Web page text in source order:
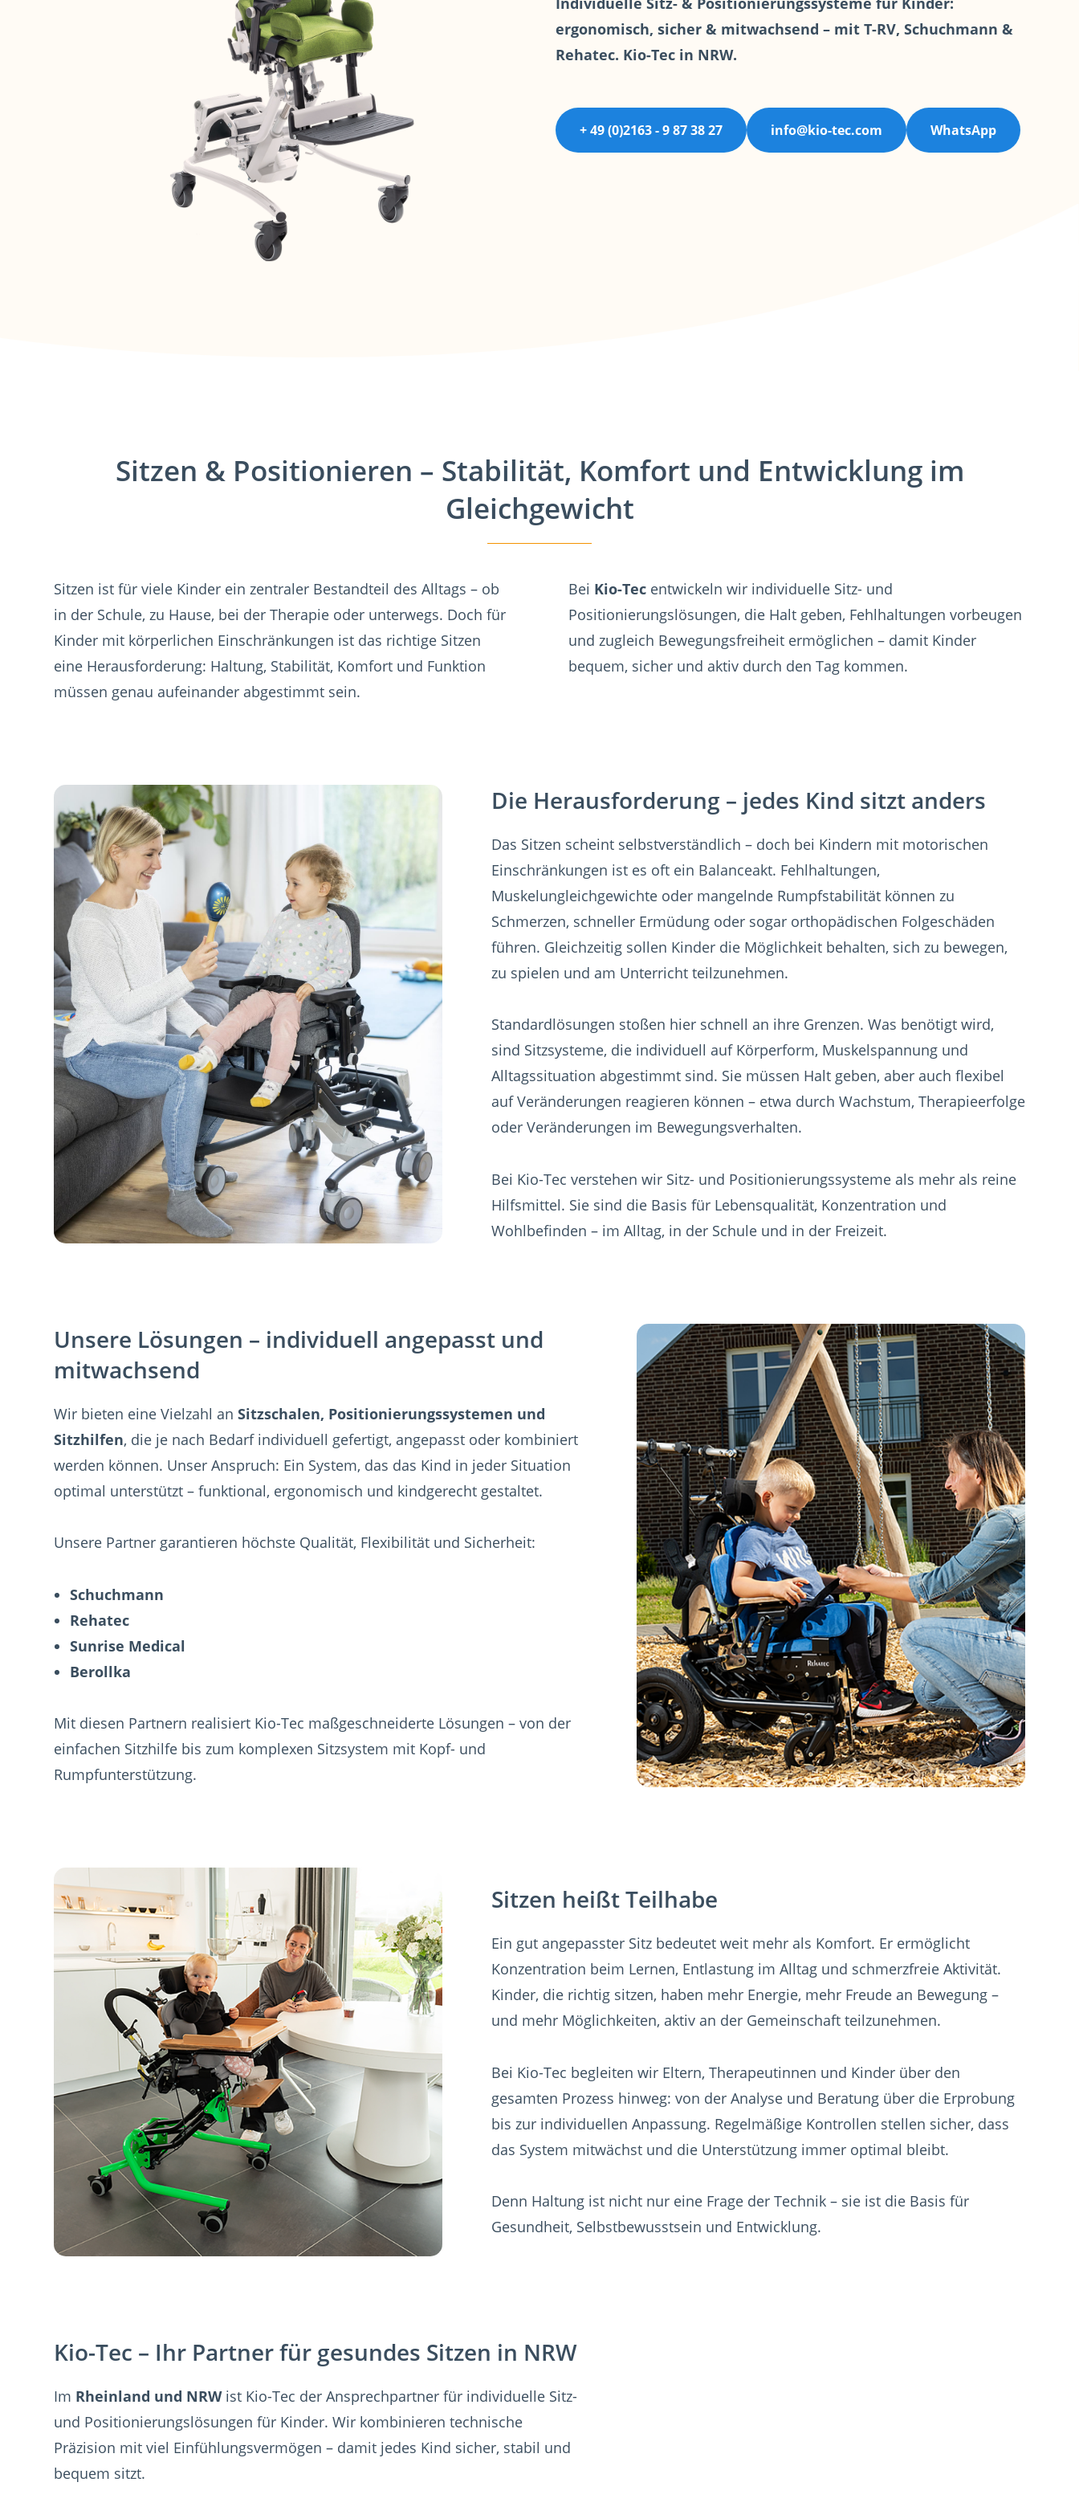
Elektr. Hilfmittel Sonstiges
ergonomisch, sicher & mitwachsend – mit T-RV, Schuchmann &
Rehatec. Kio-Tec in NRW.
+ 49 (0)2163 - 9 87 38 27 info@kio-tec.com WhatsApp
Sitzen & Positionieren – Stabilität, Komfort und Entwicklung im
Gleichgewicht
Sitzen ist für viele Kinder ein zentraler Bestandteil des Alltags – ob
in der Schule, zu Hause, bei der Therapie oder unterwegs. Doch für
Kinder mit körperlichen Einschränkungen ist das richtige Sitzen
eine Herausforderung: Haltung, Stabilität, Komfort und Funktion
müssen genau aufeinander abgestimmt sein.
Bei Kio-Tec entwickeln wir individuelle Sitz- und
Positionierungslösungen, die Halt geben, Fehlhaltungen vorbeugen
und zugleich Bewegungsfreiheit ermöglichen – damit Kinder
bequem, sicher und aktiv durch den Tag kommen.
Die Herausforderung – jedes Kind sitzt anders
Das Sitzen scheint selbstverständlich – doch bei Kindern mit motorischen
Einschränkungen ist es oft ein Balanceakt. Fehlhaltungen,
Muskelungleichgewichte oder mangelnde Rumpfstabilität können zu
Schmerzen, schneller Ermüdung oder sogar orthopädischen Folgeschäden
führen. Gleichzeitig sollen Kinder die Möglichkeit behalten, sich zu bewegen,
zu spielen und am Unterricht teilzunehmen.
Standardlösungen stoßen hier schnell an ihre Grenzen. Was benötigt wird,
sind Sitzsysteme, die individuell auf Körperform, Muskelspannung und
Alltagssituation abgestimmt sind. Sie müssen Halt geben, aber auch flexibel
auf Veränderungen reagieren können – etwa durch Wachstum, Therapieerfolge
oder Veränderungen im Bewegungsverhalten.
Bei Kio-Tec verstehen wir Sitz- und Positionierungssysteme als mehr als reine
Hilfsmittel. Sie sind die Basis für Lebensqualität, Konzentration und
Wohlbefinden – im Alltag, in der Schule und in der Freizeit.
Unsere Lösungen – individuell angepasst und
mitwachsend
Wir bieten eine Vielzahl anSitzschalen, Positionierungssystemen und
Sitzhilfen, die je nach Bedarf individuell gefertigt, angepasst oder kombiniert
werden können. Unser Anspruch: Ein System, das das Kind in jeder Situation
optimal unterstützt – funktional, ergonomisch und kindgerecht gestaltet.
Unsere Partner garantieren höchste Qualität, Flexibilität und Sicherheit:
Schuchmann
Rehatec
Sunrise Medical
Berollka
Mit diesen Partnern realisiert Kio-Tec maßgeschneiderte Lösungen – von der
einfachen Sitzhilfe bis zum komplexen Sitzsystem mit Kopf- und
Rumpfunterstützung.
Sitzen heißt Teilhabe
Ein gut angepasster Sitz bedeutet weit mehr als Komfort. Er ermöglicht
Konzentration beim Lernen, Entlastung im Alltag und schmerzfreie Aktivität.
Kinder, die richtig sitzen, haben mehr Energie, mehr Freude an Bewegung –
und mehr Möglichkeiten, aktiv an der Gemeinschaft teilzunehmen.
Bei Kio-Tec begleiten wir Eltern, Therapeutinnen und Kinder über den
gesamten Prozess hinweg: von der Analyse und Beratung über die Erprobung
bis zur individuellen Anpassung. Regelmäßige Kontrollen stellen sicher, dass
das System mitwächst und die Unterstützung immer optimal bleibt.
Denn Haltung ist nicht nur eine Frage der Technik – sie ist die Basis für
Gesundheit, Selbstbewusstsein und Entwicklung.
Kio-Tec – Ihr Partner für gesundes Sitzen in NRW
Im Rheinland und NRWist Kio-Tec der Ansprechpartner für individuelle Sitz-
und Positionierungslösungen für Kinder. Wir kombinieren technische
Präzision mit viel Einfühlungsvermögen – damit jedes Kind sicher, stabil und
bequem sitzt.